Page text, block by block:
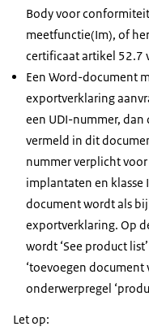
Body voor
meetfunctie(Im), of
certificaat artikel 52.7
Een Word-document
exportverklaring
een UDI-nummer,
vermeld in dit
nummer verplicht
implantaten en
document wordt als
exportverklaring. Op
wordt ‘See product
‘toevoegen document
onderwerpregel
Let op: